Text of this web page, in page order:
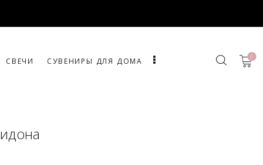
СВЕЧИ СУВЕНИРЫ ДЛЯ ДОМА 0